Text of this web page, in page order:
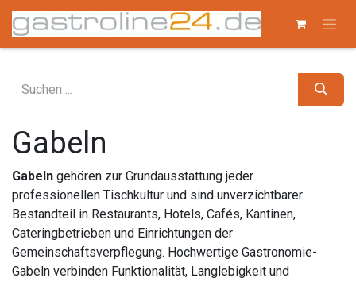
Zum Inhalt springen
Gabeln
Gabeln gehören zur Grundausstattung jeder
professionellen Tischkultur und sind unverzichtbarer
Bestandteil in Restaurants, Hotels, Cafés, Kantinen,
Cateringbetrieben und Einrichtungen der
Gemeinschaftsverpflegung. Hochwertige Gastronomie-
Gabeln verbinden Funktionalität, Langlebigkeit und